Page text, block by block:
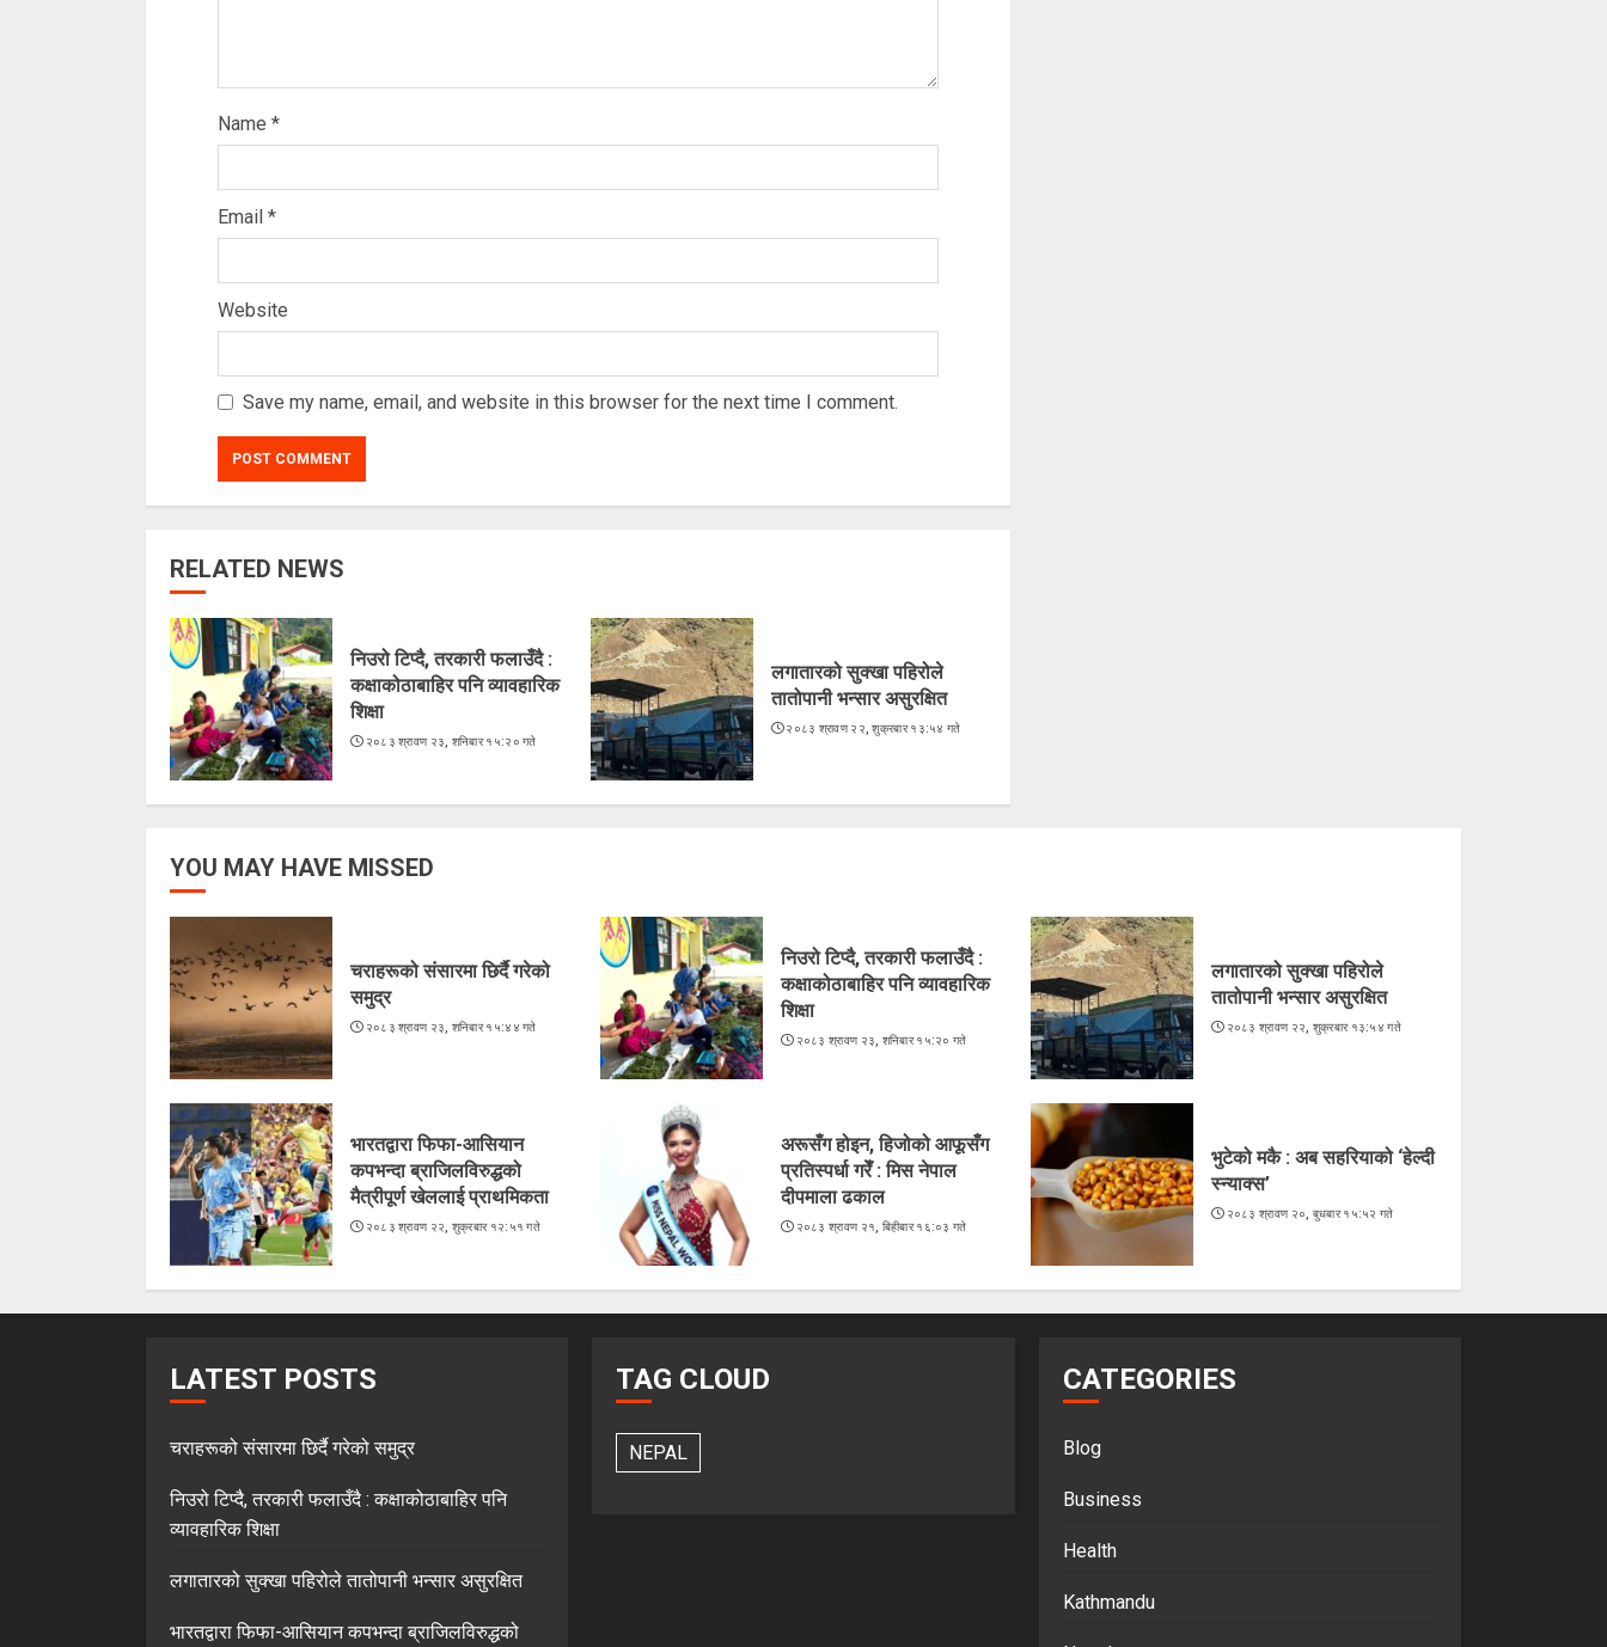
Name *
Email *
Website
Save my name, email, and website in this browser for the next time I comment.
RELATED NEWS
निउरो टिप्दै, तरकारी फलाउँदै :
कक्षाकोठाबाहिर पनि व्यावहारिक
शिक्षा
२०८३ श्रावण २३, शनिबार १५:२० गते
लगातारको सुक्खा पहिरोले
तातोपानी भन्सार असुरक्षित
२०८३ श्रावण २२, शुक्रबार १३:५४ गते
YOU MAY HAVE MISSED
चराहरूको संसारमा छिर्दै गरेको
समुद्र
२०८३ श्रावण २३, शनिबार १५:४४ गते
निउरो टिप्दै, तरकारी फलाउँदै :
कक्षाकोठाबाहिर पनि व्यावहारिक
शिक्षा
२०८३ श्रावण २३, शनिबार १५:२० गते
लगातारको सुक्खा पहिरोले
तातोपानी भन्सार असुरक्षित
२०८३ श्रावण २२, शुक्रबार १३:५४ गते
भारतद्वारा फिफा-आसियान
कपभन्दा ब्राजिलविरुद्धको
मैत्रीपूर्ण खेललाई प्राथमिकता
२०८३ श्रावण २२, शुक्रबार १२:५१ गते
अरूसँग होइन, हिजोको आफूसँग
प्रतिस्पर्धा गरेँ : मिस नेपाल
दीपमाला ढकाल
२०८३ श्रावण २१, बिहीबार १६:०३ गते
भुटेको मकै : अब सहरियाको ‘हेल्दी
स्न्याक्स’
२०८३ श्रावण २०, बुधबार १५:५२ गते
LATEST POSTS
चराहरूको संसारमा छिर्दै गरेको समुद्र
निउरो टिप्दै, तरकारी फलाउँदै : कक्षाकोठाबाहिर पनि
व्यावहारिक शिक्षा
लगातारको सुक्खा पहिरोले तातोपानी भन्सार असुरक्षित
भारतद्वारा फिफा-आसियान कपभन्दा ब्राजिलविरुद्धको
TAG CLOUD
NEPAL
CATEGORIES
Blog
Business
Health
Kathmandu